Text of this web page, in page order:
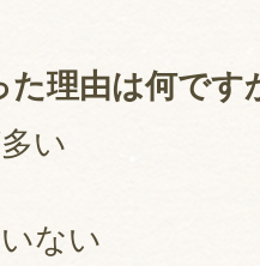
理由は何です
い
ない